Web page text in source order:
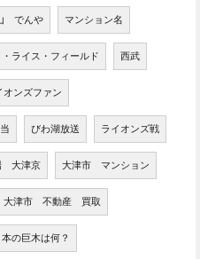
でんや マンション名
・ライス・フィールド 西武
オンズファン
びわ湖放送 ライオンズ戦
大津京 大津市 マンション
大津市 不動産 買取
の巨木は何？